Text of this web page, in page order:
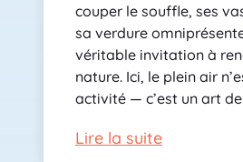
couper le souffle, ses
sa verdure
véritable invitation à
nature. Ici, le plein air
activité — c’est un art
Lire la suite